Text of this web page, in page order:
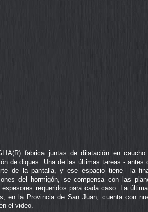
fabrica juntas de dilatación en
de diques. Una de las últimas tareas - antes
de la pantalla, y ese espacio tiene la
del hormigón, se compensa con las
requeridos para cada caso. La
en la Provincia de San Juan, cuenta con
el video.